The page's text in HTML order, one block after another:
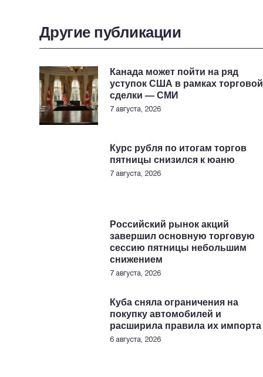
Другие публикации
Канада может пойти на ряд
уступок США в рамках торговой
сделки — СМИ
7 августа, 2026
Курс рубля по итогам торгов
пятницы снизился к юаню
7 августа, 2026
Российский рынок акций
завершил основную торговую
сессию пятницы небольшим
снижением
7 августа, 2026
Куба сняла ограничения на
покупку автомобилей и
расширила правила их импорта
6 августа, 2026